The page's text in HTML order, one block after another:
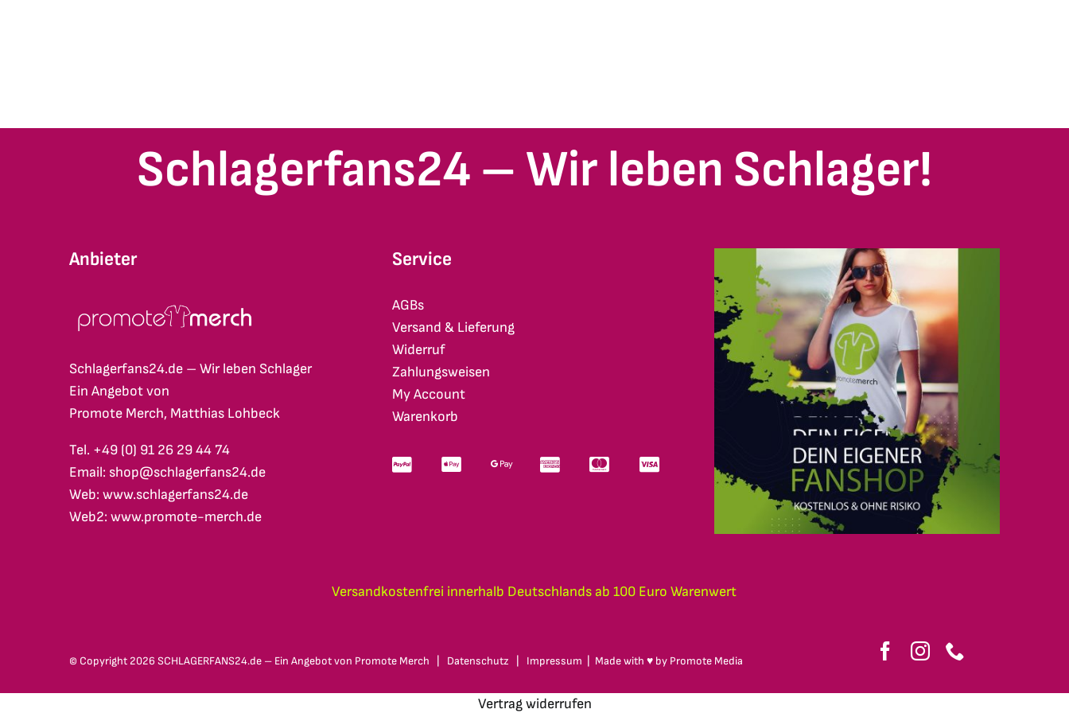
Schlagerfans24 – Wir leben Schlager!
Anbieter
Schlagerfans24.de – Wir leben Schlager
Ein Angebot von
Promote Merch, Matthias Lohbeck
Tel. +49 (0) 91 26 29 44 74
Email: shop@schlagerfans24.de
Web: www.schlagerfans24.de
Web2: www.promote-merch.de
Service
AGBs
Versand & Lieferung
Widerruf
Zahlungsweisen
My Account
Warenkorb
Versandkostenfrei innerhalb Deutschlands ab 100 Euro Warenwert
© Copyright 2026 SCHLAGERFANS24.de – Ein Angebot von Promote Merch Datenschutz Impressum | Made with ♥ by Promote Media
Vertrag widerrufen